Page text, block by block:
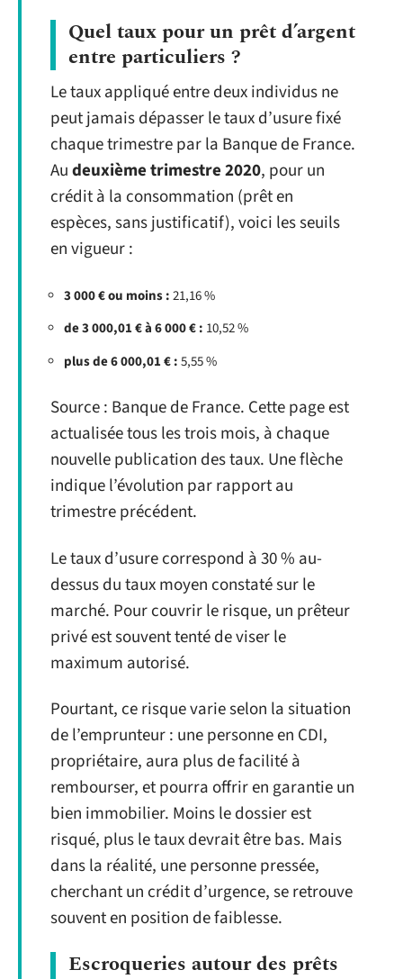
Quel taux pour un prêt d’argent
entre particuliers ?
Le taux appliqué entre deux individus ne
peut jamais dépasser le taux d’usure fixé
chaque trimestre par la Banque de France.
Audeuxième trimestre 2020, pour un
crédit à la consommation (prêt en
espèces, sans justificatif), voici les seuils
en vigueur :
3 000 € ou moins :21,16 %
de 3 000,01 € à 6 000 € : 10,52 %
plus de 6 000,01 € :5,55 %
Source : Banque de France. Cette page est
actualisée tous les trois mois, à chaque
nouvelle publication des taux. Une flèche
indique l’évolution par rapport au
trimestre précédent.
Le taux d’usure correspond à 30 % au-
dessus du taux moyen constaté sur le
marché. Pour couvrir le risque, un prêteur
privé est souvent tenté de viser le
maximum autorisé.
Pourtant, ce risque varie selon la situation
de l’emprunteur : une personne en CDI,
propriétaire, aura plus de facilité à
rembourser, et pourra offrir en garantie un
bien immobilier. Moins le dossier est
risqué, plus le taux devrait être bas. Mais
dans la réalité, une personne pressée,
cherchant un crédit d’urgence, se retrouve
souvent en position de faiblesse.
Escroqueries autour des prêts